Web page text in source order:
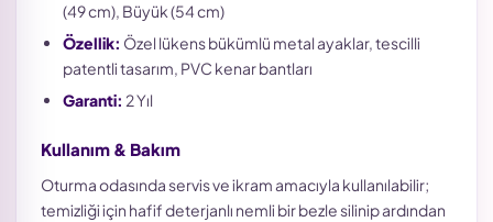
(49 cm), Büyük (54 cm)
Özellik: Özel lükens bükümlü metal ayaklar, tescilli
patentli tasarım, PVC kenar bantları
Garanti: 2 Yıl
Kullanım & Bakım
Oturma odasında servis ve ikram amacıyla kullanılabilir;
temizliği için hafif deterjanlı nemli bir bezle silinip ardından